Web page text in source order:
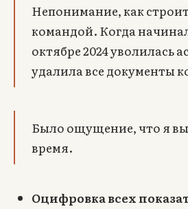
Непонимание, как
командой. Когда
октябре 2024 уволилась
удалила все документы
Было ощущение, что я
время.
Оцифровка всех